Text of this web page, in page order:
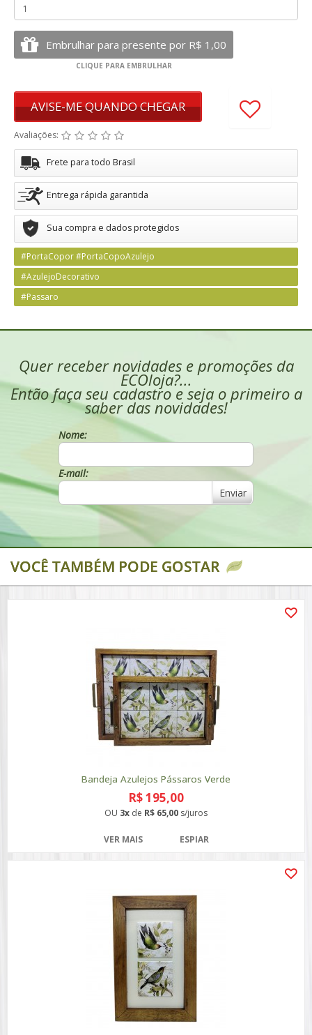
AVISE-ME QUANDO CHEGAR
Avaliações:
Frete para todo Brasil
Entrega rápida garantida
Sua compra e dados protegidos
#PortaCopor #PortaCopoAzulejo
#AzulejoDecorativo
#Passaro
Quer receber novidades e promoções da
ECOloja?...
Então faça seu cadastro e seja o primeiro a
saber das novidades!
Nome:
E-mail:
Enviar
VOCÊ TAMBÉM PODE GOSTAR
Bandeja Azulejos Pássaros Verde
R$ 195,00
OU 3x de R$ 65,00 s/juros
VER MAIS ESPIAR